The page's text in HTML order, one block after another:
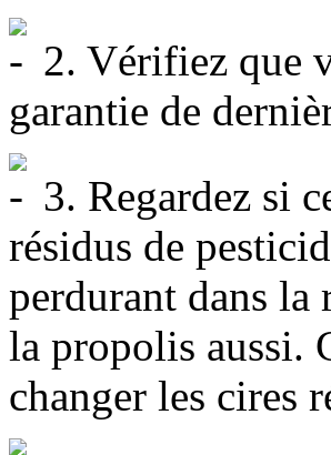
2. Vérifiez que
garantie de
3. Regardez si
résidus de
perdurant dans la
la propolis aussi.
changer les cires